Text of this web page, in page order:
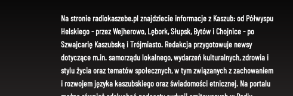
Na stronie radiokaszebe.pl znajdziecie informacje z Kaszub: od Półwyspu
Helskiego - przez Wejherowo, Lębork, Słupsk, Bytów i Chojnice - po
Szwajcarię Kaszubską i Trójmiasto. Redakcja przygotowuje newsy
dotyczące m.in. samorządu lokalnego, wydarzeń kulturalnych, zdrowia i
stylu życia oraz tematów społecznych, w tym związanych z zachowaniem
i rozwojem języka kaszubskiego oraz świadomości etnicznej. Na portalu